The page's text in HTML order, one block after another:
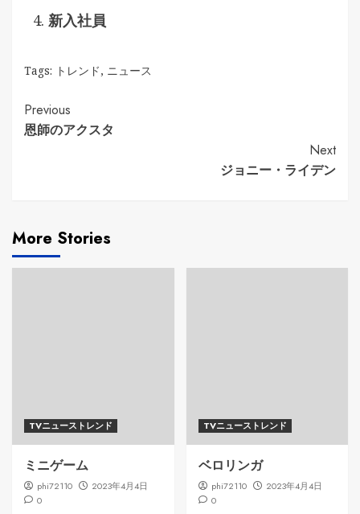
新入社員
Tags: トレンド, ニュース
Continue
Reading
Previous
恩師のアクスタ
Next
ジョニー・ライデン
More Stories
TVニューストレンド
ミニゲーム
phi72110
2023年4月4日
0
TVニューストレンド
ベロリンガ
phi72110
2023年4月4日
0